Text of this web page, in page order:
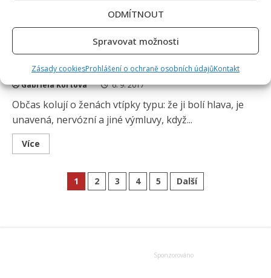
ODMÍTNOUT
Spravovat možnosti
Zásady cookiesProhlášení o ochraně osobních údajůKontakt
Pozitivní přínos sexu na zdraví
Gabriela Kortová 6. 9. 2017
Občas kolují o ženách vtípky typu: že ji bolí hlava, je
unavená, nervózní a jiné výmluvy, když...
Více
more
Stránkování
1 2 3 4 5 Další